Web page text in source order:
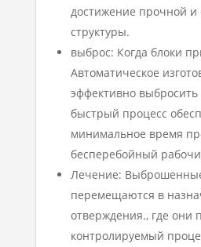
достижение прочной и
структуры.
выброс: Когда блоки
Автоматическое
эффективно
быстрый процесс
минимальное время
бесперебойный
Лечение:
перемещаются в
отверждения., где они
контролируемый